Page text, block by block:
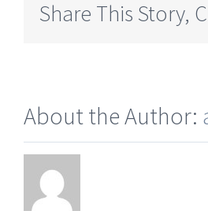
Share This Story,
About the Author: